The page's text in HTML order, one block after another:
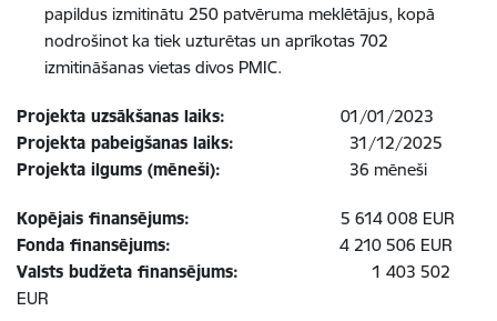
papildus izmitinātu 250 patvēruma meklētājus, kopā
nodrošinot ka tiek uzturētas un aprīkotas 702
izmitināšanas vietas divos PMIC.
Projekta uzsākšanas laiks: 01/01/2023
Projekta pabeigšanas laiks: 31/12/2025
Projekta ilgums (mēneši): 36 mēneši
Kopējais finansējums: 5 614 008 EUR
Fonda finansējums: 4 210 506 EUR
Valsts budžeta finansējums: 1 403 502
EUR